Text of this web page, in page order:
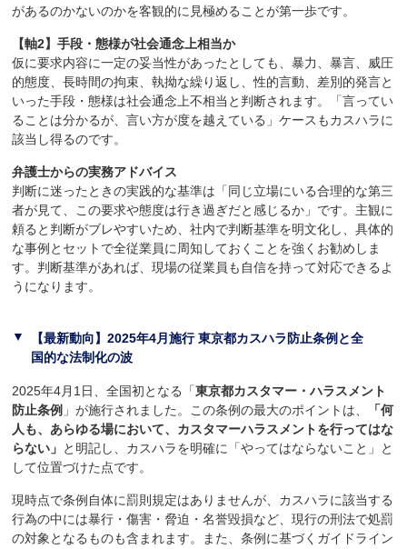
があるのかないのかを客観的に見極めることが第一歩です。
【軸2】手段・態様が社会通念上相当か
仮に要求内容に一定の妥当性があったとしても、暴力、暴言、威圧
的態度、長時間の拘束、執拗な繰り返し、性的言動、差別的発言と
いった手段・態様は社会通念上不相当と判断されます。「言ってい
ることは分かるが、言い方が度を越えている」ケースもカスハラに
該当し得るのです。
弁護士からの実務アドバイス
判断に迷ったときの実践的な基準は「同じ立場にいる合理的な第三
者が見て、この要求や態度は行き過ぎだと感じるか」です。主観に
頼ると判断がブレやすいため、社内で判断基準を明文化し、具体的
な事例とセットで全従業員に周知しておくことを強くお勧めしま
す。判断基準があれば、現場の従業員も自信を持って対応できるよ
うになります。
【最新動向】2025年4月施行 東京都カスハラ防止条例と全
国的な法制化の波
2025年4月1日、全国初となる「東京都カスタマー・ハラスメント
防止条例 」が施行されました。この条例の最大のポイントは、
「何
人も、あらゆる場において、カスタマーハラスメントを行ってはな
らない」 と明記し、カスハラを明確に「やってはならないこと」と
して位置づけた点です。
現時点で条例自体に罰則規定はありませんが、カスハラに該当する
行為の中には暴行・傷害・脅迫・名誉毀損など、現行の刑法で処罰
の対象となるものも含まれます。また、条例に基づくガイドライン